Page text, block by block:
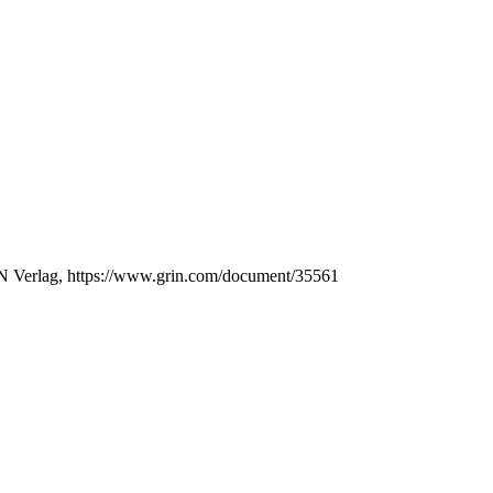
https://www.grin.com/document/35561